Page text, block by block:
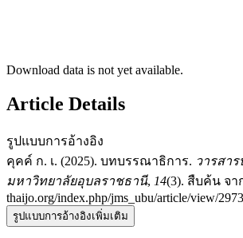
Download data is not yet available.
Article Details
รูปแบบการอ้างอิง
คุคค์ ก. เ. (2025). บทบรรณาธิการ. วารสา
มหาวิทยาลัยอุบลราชธานี, 14(3). สืบค้น จา
thaijo.org/index.php/jms_ubu/article/view/
รูปแบบการอ้างอิงเพิ่มเติม